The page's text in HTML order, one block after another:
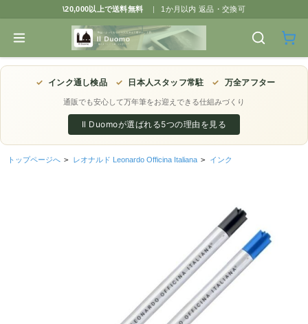
\20,000以上で送料無料 | 1か月以内 返品・交換可
✓ インク通し検品 ✓ 日本人スタッフ常駐 ✓ 万全アフター
通販でも安心して万年筆をお迎えできる仕組みづくり
Il Duomoが選ばれる5つの理由を見る
トップページへ > レオナルド Leonardo Officina Italiana > インク